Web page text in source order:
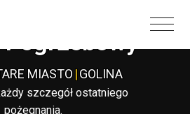
Pogrzebowy
MIASTO |GOLINA
szczegół ostatniego
pożegnania.